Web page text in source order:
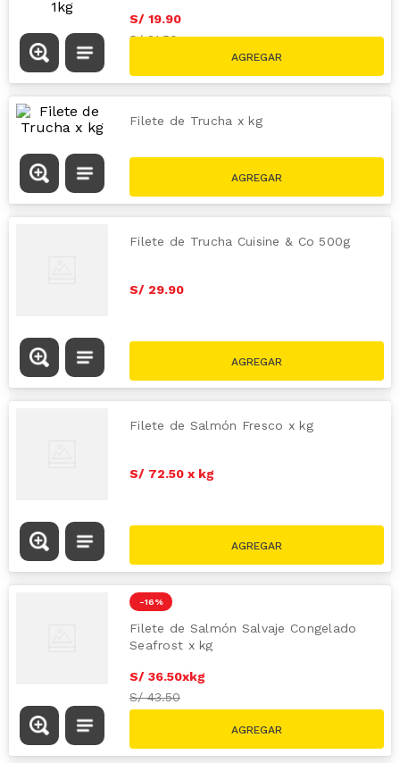
S/ 19.90
S/21.50
Filete de Trucha x kg
Filete de Trucha Cuisine & Co 500g
S/ 29.90
Filete de Salmón Fresco x kg
S/ 72.50 x kg
-16 %
Filete de Salmón Salvaje Congelado
Seafrost x kg
S/ 36.50xkg
S/43.50